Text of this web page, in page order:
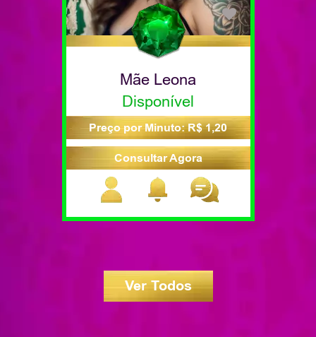
Mãe Leona
Disponível
Preço por Minuto: R$ 1,20
Consultar Agora
Ver Todos